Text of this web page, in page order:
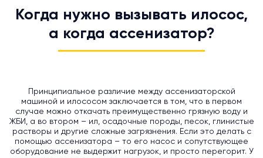
Когда нужно вызывать илосос,
а когда ассенизатор?
Принципиальное различие между ассенизаторской
машиной и илососом заключается в том, что в первом
случае можно откачать преимущественно грязную воду и
ЖБИ, а во втором – ил, осадочные породы, песок, глинистые
растворы и другие сложные загрязнения. Если это делать с
помощью ассенизатора – то его насос и сопутствующее
оборудование не выдержит нагрузок, и просто перегорит. У